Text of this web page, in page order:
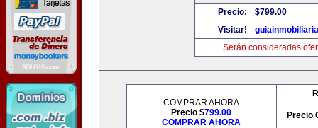
Precio:
$799.00
Visitar!
Serán consideradas
COMPRAR AHORA
Precio $799.00
COMPRAR AHORA
Precio